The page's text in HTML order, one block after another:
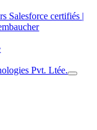
Salesforce certifiés |
Pvt. Ltée.